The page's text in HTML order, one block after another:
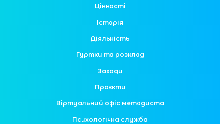
Цінності
Історія
Діяльність
Гуртки та розклад
Заходи
Проєкти
Віртуальний офіс методиста
Психологічна служба